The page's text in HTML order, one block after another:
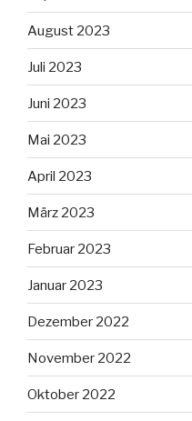
August 2023
Juli 2023
Juni 2023
Mai 2023
April 2023
März 2023
Februar 2023
Januar 2023
Dezember 2022
November 2022
Oktober 2022